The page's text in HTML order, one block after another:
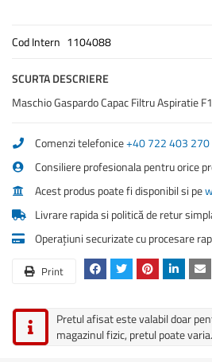
Cod Intern 1104088
SCURTA DESCRIERE
Maschio Gaspardo Capac Filtru Aspiratie
Comenzi telefonice+40 722 403 270
Consiliere profesionala pentru orice
Acest produs poate fi disponibil si pe
Livrare rapida si politică de retur
Operațiuni securizate cu procesare
Print
Pretul afisat este valabil doar
magazinul fizic, pretul poate varia.